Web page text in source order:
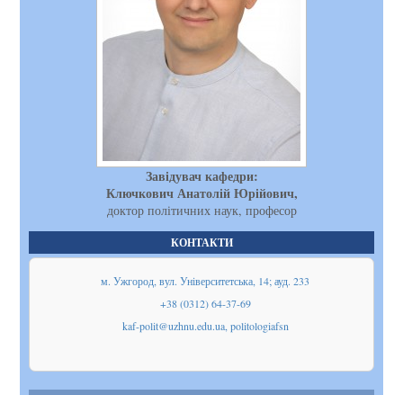
Завідувач кафедри:
Ключкович Анатолій Юрійович,
доктор політичних наук, професор
КОНТАКТИ
м. Ужгород, вул. Університетська, 14; ауд. 233
+38 (0312) 64-37-69
kaf-polit@uzhnu.edu.ua, politologiafsn
Показати
на мапі